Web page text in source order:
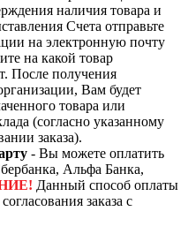
наличия товара и
Счета отправьте
на электронную почту
на какой товар
После получения
Вам будет
товара или
(согласно указанному
заказа).
- Вы можете оплатить
Альфа Банка,
Данный способ оплаты
заказа с